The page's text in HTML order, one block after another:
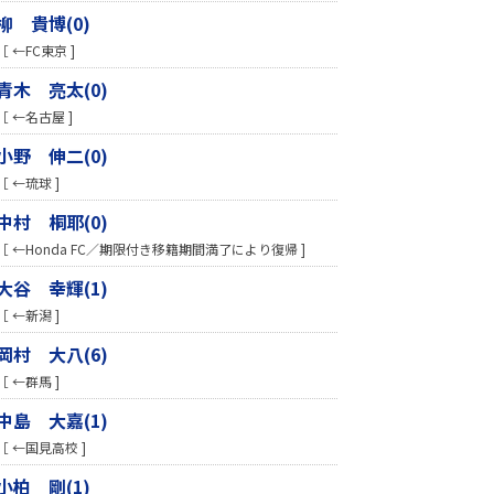
貴博(0)
←FC東京 ]
木 亮太(0)
←名古屋 ]
野 伸二(0)
←琉球 ]
村 桐耶(0)
←Honda FC／期限付き移籍期間満了により復帰 ]
谷 幸輝(1)
←新潟 ]
村 大八(6)
←群馬 ]
島 大嘉(1)
←国見高校 ]
柏 剛(1)